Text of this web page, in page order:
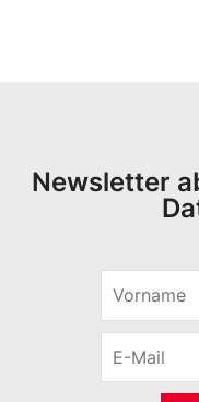
Newsletter
r
M